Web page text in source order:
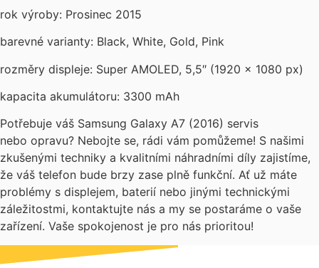
rok výroby: Prosinec 2015
barevné varianty: Black, White, Gold, Pink
rozměry displeje: Super AMOLED, 5,5″ (1920 x 1080 px)
kapacita akumulátoru: 3300 mAh
Potřebuje váš Samsung Galaxy A7 (2016) servis
nebo opravu? Nebojte se, rádi vám pomůžeme! S našimi
zkušenými techniky a kvalitními náhradními díly zajistíme,
že váš telefon bude brzy zase plně funkční. Ať už máte
problémy s displejem, baterií nebo jinými technickými
záležitostmi, kontaktujte nás a my se postaráme o vaše
zařízení. Vaše spokojenost je pro nás prioritou!